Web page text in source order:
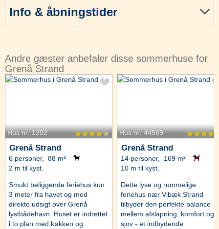
Info & åbningstider
Andre gæster anbefaler disse sommerhuse for
Grenå Strand
Hus nr: 1202
Grenå Strand
6 personer, 88 m²
2 m til kyst.
Smukt beliggende feriehus kun
3 meter fra havet og med
direkte udsigt over Grenå
lystbådehavn. Huset er indrettet
i to plan med køkken og
Hus nr: 44569
Grenå Strand
14 personer, 169 m²
10 m til kyst.
Dette lyse og rummelige
feriehus nær Vibæk Strand
tilbyder den perfekte balance
mellem afslapning, komfort og
sjov - et indbydende